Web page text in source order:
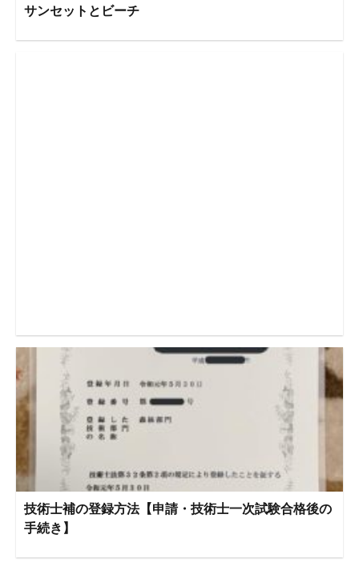
サンセットとビーチ
技術士補の登録方法【申請・技術士一次試験合格後の
手続き】